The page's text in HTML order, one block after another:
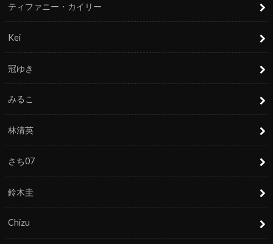
ティファニー・カイリー
Kei
冠ゆき
みるこ
林清英
さち07
鈴木圭
Chizu